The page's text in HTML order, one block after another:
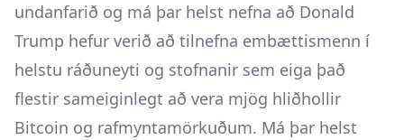
undanfarið og má þar helst nefna að Donald
Trump hefur verið að tilnefna embættismenn í
helstu ráðuneyti og stofnanir sem eiga það
flestir sameiginlegt að vera mjög hliðhollir
Bitcoin og rafmyntamörkuðum. Má þar helst